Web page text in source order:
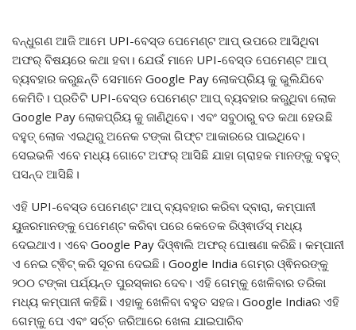
ବନ୍ଧୁଗଣ ଆଜି ଆମେ UPI-ବେସ୍‌ଡ ପେମେଣ୍ଟ ଆପ୍‌ ଉପରେ ଆସିଥିବା
ଅଫର୍ ବିଷୟରେ କଥା ହବା। ଯେଉଁ ମାନେ UPI-ବେସ୍‌ଡ ପେମେଣ୍ଟ ଆପ୍‌
ବ୍ୟବହାର କରୁଛନ୍ତି ସେମାନେ Google Pay ଲୋକପ୍ରିୟ କୁ ଭୁଲିଯିବେ
କେମିତି। ପ୍ରତିଟି UPI-ବେସ୍‌ଡ ପେମେଣ୍ଟ ଆପ୍‌ ବ୍ୟବହାର କରୁଥିବା ଲୋକ
Google Pay ଲୋକପ୍ରିୟ କୁ ଜାଣିଥିବେ। ଏବଂ ସବୁଠାରୁ ବଡ କଥା ହେଉଛି
ବହୁତ୍ ଲୋକ ଏଇଥିରୁ ଅନେକ ଟଙ୍କା ଗିଫ୍ଟ ଆକାରରେ ପାଇଥିବେ।
ସେଇଭଳି ଏବେ ମଧ୍ୟ ଗୋଟେ ଅଫର୍ ଆସିଛି ଯାହା ଗ୍ରାହକ ମାନଙ୍କୁ ବହୁତ୍
ପସନ୍ଦ ଆସିଛି।
ଏହି UPI-ବେସ୍‌ଡ ପେମେଣ୍ଟ ଆପ୍‌ ବ୍ୟବହାର କରିବା ଦ୍ବାରା, କମ୍ପାନୀ
ୟୁଜରମାନଙ୍କୁ ପେମେଣ୍ଟ କରିବା ପରେ କେତେକ ରିଓ୍ଵାର୍ଡସ୍‌ ମଧ୍ୟ
ଦେଇଥାଏ। ଏବେ Google Pay ଦିଓ୍ଵାଲି ଅଫର୍‌ ଘୋଷଣା କରିଛି। କମ୍ପାନୀ
ଏ ନେଇ ଟ୍ଵିଟ୍‌ କରି ସୂଚନା ଦେଇଛି। Google India ଗେମ୍‌ର ଓ୍ଵିନରଙ୍କୁ
୨୦୦ ଟଙ୍କା ପର୍ଯ୍ୟନ୍ତ ପୁରସ୍କାର ଦେବ। ଏହି ଗେମ୍‌କୁ ଖେଳିବାର ତରିକା
ମଧ୍ୟ କମ୍ପାନୀ କହିଛି। ଏହାକୁ ଖେଳିବା ବହୁତ ସହଜ। Google Indiaର ଏହି
ଗେମ୍‌କୁ ପେ ଏବଂ ସର୍ଚ୍ଚ ଜରିଆରେ ଖେଳା ଯାଇପାରିବ